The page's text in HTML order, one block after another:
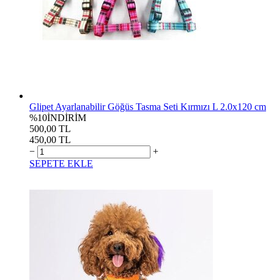
Glipet Ayarlanabilir Göğüs Tasma Seti Kırmızı L 2.0x120 cm
%10İNDİRİM
500,00 TL
450,00 TL
−
+
SEPETE EKLE